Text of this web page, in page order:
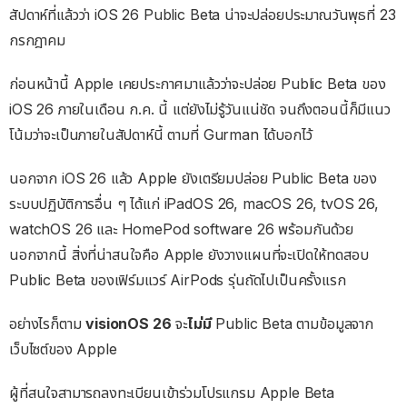
สัปดาห์ที่แล้วว่า iOS 26 Public Beta น่าจะปล่อยประมาณวันพุธที่ 23
กรกฎาคม
ก่อนหน้านี้ Apple เคยประกาศมาแล้วว่าจะปล่อย Public Beta ของ
iOS 26 ภายในเดือน ก.ค. นี้ แต่ยังไม่รู้วันแน่ชัด จนถึงตอนนี้ก็มีแนว
โน้มว่าจะเป็นภายในสัปดาห์นี้ ตามที่ Gurman ได้บอกไว้
นอกจาก iOS 26 แล้ว Apple ยังเตรียมปล่อย Public Beta ของ
ระบบปฏิบัติการอื่น ๆ ได้แก่ iPadOS 26, macOS 26, tvOS 26,
watchOS 26 และ HomePod software 26 พร้อมกันด้วย
นอกจากนี้ สิ่งที่น่าสนใจคือ Apple ยังวางแผนที่จะเปิดให้ทดสอบ
Public Beta ของเฟิร์มแวร์ AirPods รุ่นถัดไปเป็นครั้งแรก
อย่างไรก็ตามvisionOS 26 จะไม่มีPublic Beta ตามข้อมูลจาก
เว็บไซต์ของ Apple
ผู้ที่สนใจสามารถลงทะเบียนเข้าร่วมโปรแกรม Apple Beta